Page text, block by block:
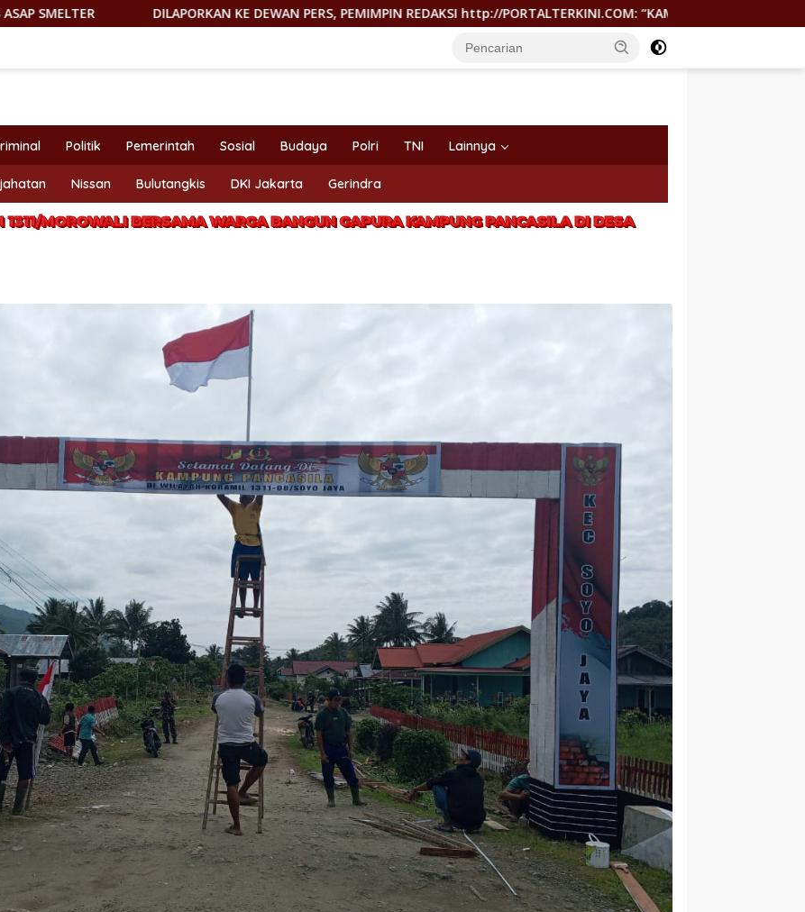
KE DEWAN PERS, PEMIMPIN REDAKSI http://PORTALTERKINI.COM: “KAMI TIDAK PERNAH TUTUP RUANG HAK JAWAB”
Politik Pemerintah Sosial Budaya Polri TNI Lainnya
Nissan Bulutangkis DKI Jakarta Gerindra
MOROWALI BERSAMA WARGA BANGUN GAPURA KAMPUNG PANCASILA DI DESA